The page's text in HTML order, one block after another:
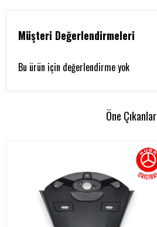
Müşteri Değerlendirmeleri
Bu ürün için değerlendirme yok
Öne Çıkanlar